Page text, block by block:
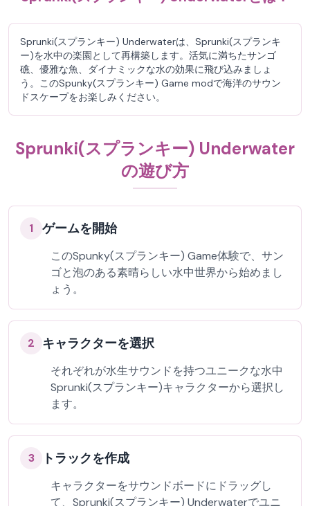
Sprunki(スプランキー) Underwaterは、Sprunki(スプランキ
ー)を水中の楽園として再構築します。活気に満ちたサンゴ
礁、優雅な魚、ダイナミックな水の効果に飛び込みましょ
う。このSpunky(スプランキー) Game modで海洋のサウン
ドスケープをお楽しみください。
Sprunki(スプランキー) Underwater
の遊び方
1 ゲームを開始
このSpunky(スプランキー) Game体験で、サン
ゴと泡のある素晴らしい水中世界から始めまし
ょう。
2 キャラクターを選択
それぞれが水生サウンドを持つユニークな水中
Sprunki(スプランキー)キャラクターから選択し
ます。
3 トラックを作成
キャラクターをサウンドボードにドラッグし
て、Sprunki(スプランキー) Underwaterでユニ